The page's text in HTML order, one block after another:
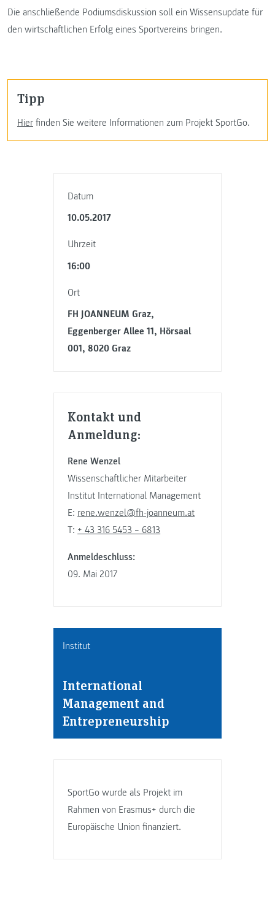
Datum
10.05.2017
Uhrzeit
16:00
Ort
FH JOANNEUM Graz,
Eggenberger Allee 11, Hörsaal
001, 8020 Graz
Kontakt und
Anmeldung:
Rene Wenzel
Wissenschaftlicher Mitarbeiter
Institut International Management
E: rene.wenzel@fh-joanneum.at
T: + 43 316 5453 – 6813
Anmeldeschluss:
09. Mai 2017
Institut
International
Management and
Entrepreneurship
SportGo wurde als Projekt im
Rahmen von Erasmus+ durch die
Europäische Union finanziert.
Die anschließende Podiumsdiskussion soll ein Wissensupdate für
den wirtschaftlichen Erfolg eines Sportvereins bringen.
Tipp
Hier finden Sie weitere Informationen zum Projekt SportGo.